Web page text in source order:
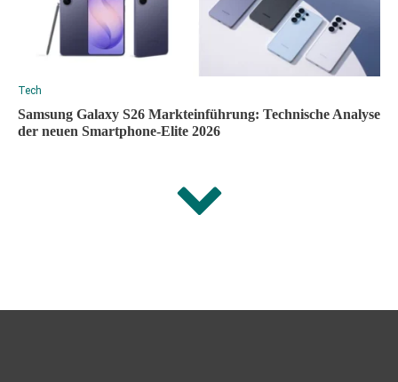
Tech
Samsung Galaxy S26 Markteinführung: Technische Analyse
der neuen Smartphone-Elite 2026